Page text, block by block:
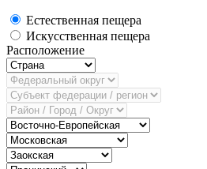
Естественная пещера
Искусственная пещера
Расположение